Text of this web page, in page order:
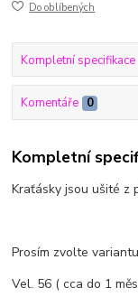
Do oblíbených
Kompletní specifikace
Komentáře 0
Kompletní
Kraťásky jsou ušité z
Prosím zvolte
Vel. 56 ( cca do 1